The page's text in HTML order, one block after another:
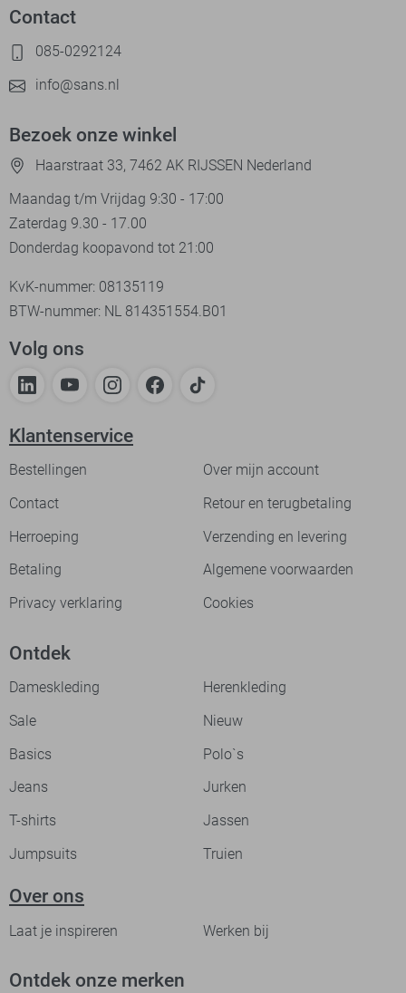
Contact
085-0292124
info@sans.nl
Bezoek onze winkel
Haarstraat 33, 7462 AK RIJSSEN Nederland
Maandag t/m Vrijdag 9:30 - 17:00
Zaterdag 9.30 - 17.00
Donderdag koopavond tot 21:00
KvK-nummer: 08135119
BTW-nummer: NL 814351554.B01
Volg ons
Klantenservice
Bestellingen
Over mijn account
Contact
Retour en terugbetaling
Herroeping
Verzending en levering
Betaling
Algemene voorwaarden
Privacy verklaring
Cookies
Ontdek
Dameskleding
Herenkleding
Sale
Nieuw
Basics
Polo`s
Jeans
Jurken
T-shirts
Jassen
Jumpsuits
Truien
Over ons
Laat je inspireren Werken bij
Ontdek onze merken